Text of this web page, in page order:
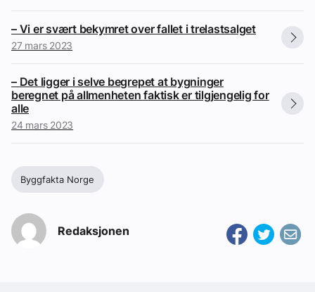
– Vi er svært bekymret over fallet i trelastsalget
27 mars 2023
– Det ligger i selve begrepet at bygninger
beregnet på allmenheten faktisk er tilgjengelig for
alle
24 mars 2023
Byggfakta Norge
Redaksjonen